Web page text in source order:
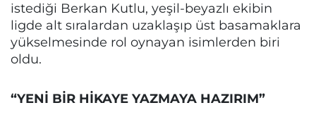
istediği Berkan Kutlu, yeşil-beyazlı ekibin
ligde alt sıralardan uzaklaşıp üst basamaklara
yükselmesinde rol oynayan isimlerden biri
oldu.
“YENİ BİR HİKAYE YAZMAYA HAZIRIM”